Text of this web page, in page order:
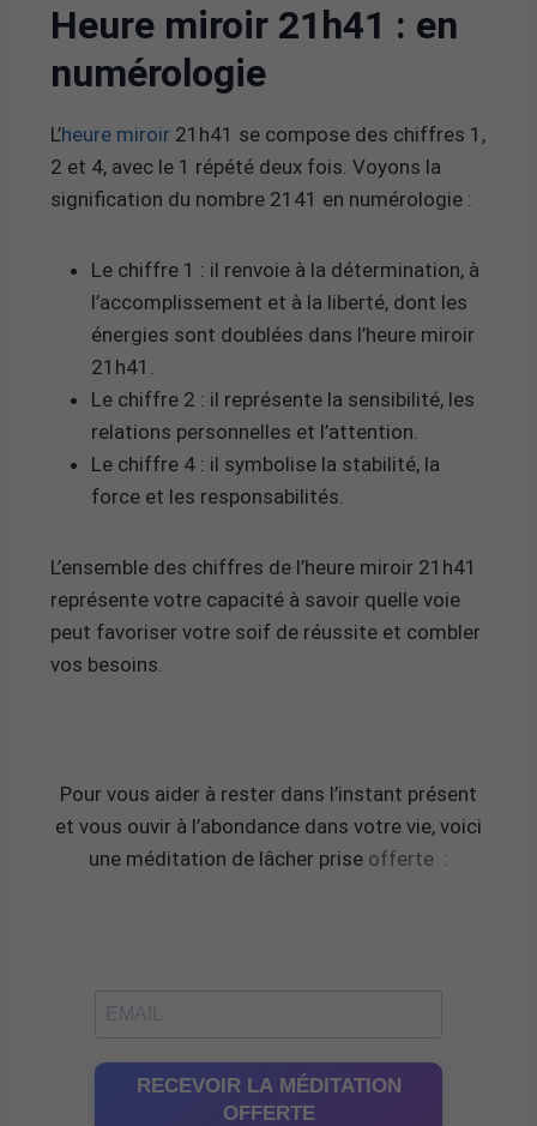
Heure miroir 21h41 : en
numérologie
L’heure miroir 21h41 se compose des chiffres 1,
2 et 4, avec le 1 répété deux fois. Voyons la
signification du nombre 2141 en numérologie :
Le chiffre 1 : il renvoie à la détermination, à
l’accomplissement et à la liberté, dont les
énergies sont doublées dans l’heure miroir
21h41.
Le chiffre 2 : il représente la sensibilité, les
relations personnelles et l’attention.
Le chiffre 4 : il symbolise la stabilité, la
force et les responsabilités.
L’ensemble des chiffres de l’heure miroir 21h41
représente votre capacité à savoir quelle voie
peut favoriser votre soif de réussite et combler
vos besoins.
Pour vous aider à rester dans l’instant présent
et vous ouvir à l’abondance dans votre vie, voici
une méditation de lâcher prise offerte :
RECEVOIR LA MÉDITATION
OFFERTE